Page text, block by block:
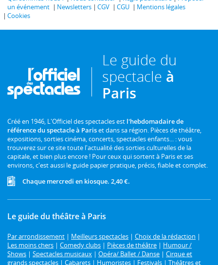
un événement
Newsletters CGV CGU
Mentions légales
Cookies
Le guide du
spectacle à
Paris
Créé en 1946, L'Officiel des spectacles est l'hebdomadaire de
référence du spectacle à Pariset dans sa région. Pièces de théâtre,
expositions, sorties cinéma, concerts, spectacles enfants... : vous
trouverez sur ce site toute l'actualité des sorties culturelles de la
capitale, et bien plus encore ! Pour ceux qui sortent à Paris et ses
environs, c'est aussi le guide papier pratique, précis, fiable et complet.
Chaque mercredi en kiosque. 2,40 €.
Le guide du théâtre à Paris
Par arrondissement | Meilleurs spectacles | Choix de la rédaction |
Les moins chers | Comedy clubs | Pièces de théâtre | Humour /
Shows | Spectacles musicaux | Opéra/ Ballet / Danse | Cirque et
grands spectacles | Cabarets | Humoristes | Festivals | Théâtres et